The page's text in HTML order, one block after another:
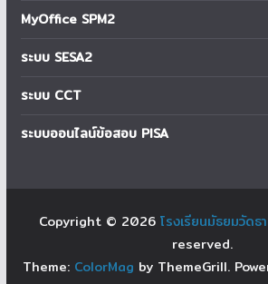
MyOffice SPM2
ระบบ SESA2
ระบบ CCT
ระบบออนไลน์ข้อสอบ PISA
Copyright © 2026 โรงเรียนมัธยมวัดธ
reserved.
Theme: ColorMag by ThemeGrill.